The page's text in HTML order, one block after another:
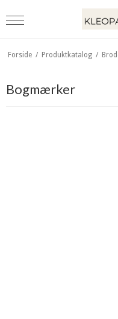
Forside / Produktkatalog /
Bogmærker